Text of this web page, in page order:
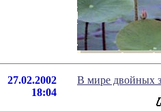
27.02.2002
18:04
В мире двойных